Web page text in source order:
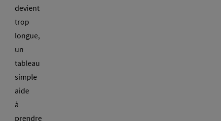
devient
trop
longue,
un
tableau
simple
aide
à
prendre